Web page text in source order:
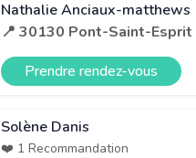
Nathalie Anciaux-matthews
📍 30130 Pont-Saint-Esprit
Prendre rendez-vous
Solène Danis
❤️ 1 Recommandation